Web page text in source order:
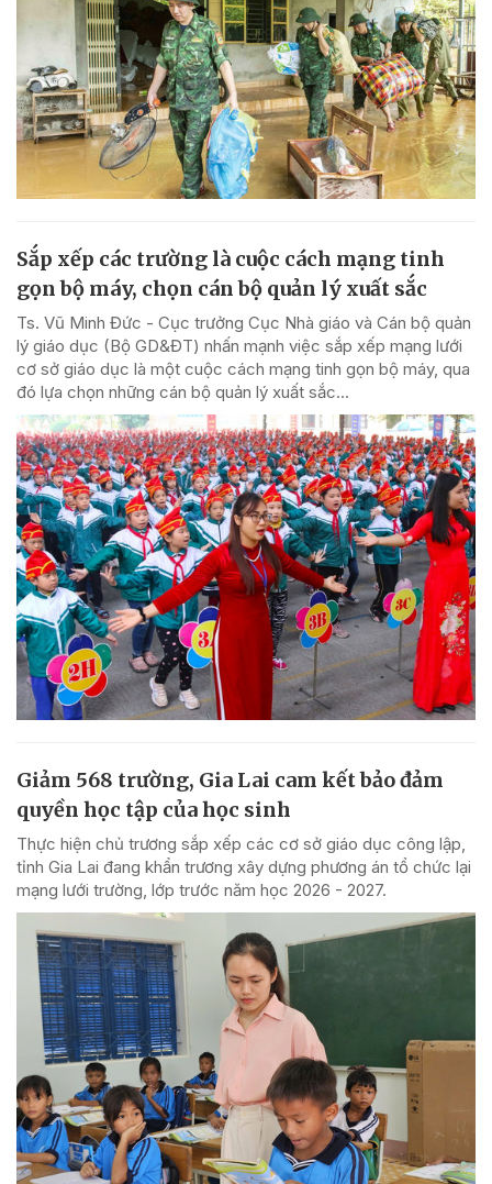
Sắp xếp các trường là cuộc cách mạng tinh
gọn bộ máy, chọn cán bộ quản lý xuất sắc
Ts. Vũ Minh Đức - Cục trưởng Cục Nhà giáo và Cán bộ quản
lý giáo dục (Bộ GD&ĐT) nhấn mạnh việc sắp xếp mạng lưới
cơ sở giáo dục là một cuộc cách mạng tinh gọn bộ máy, qua
đó lựa chọn những cán bộ quản lý xuất sắc...
Giảm 568 trường, Gia Lai cam kết bảo đảm
quyền học tập của học sinh
Thực hiện chủ trương sắp xếp các cơ sở giáo dục công lập,
tỉnh Gia Lai đang khẩn trương xây dựng phương án tổ chức lại
mạng lưới trường, lớp trước năm học 2026 - 2027.